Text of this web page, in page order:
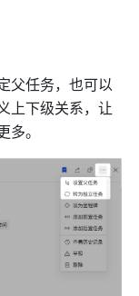
父任务，也可以
上下级关系，让
多。